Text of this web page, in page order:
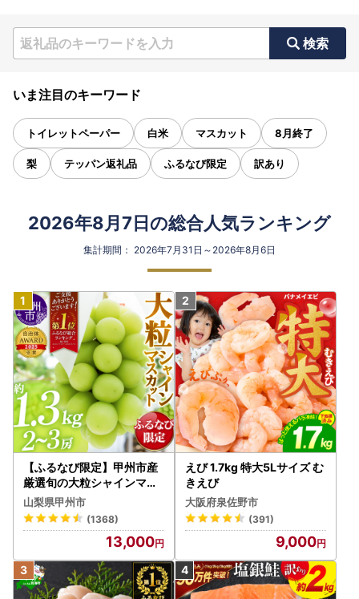
検索
いま注目のキーワード
トイレットペーパー 白米 マスカット 8月終了
梨 テッパン返礼品 ふるなび限定 訳あり
2026年8月7日の総合人気ランキング
集計期間： 2026年7月31日～2026年8月6日
【ふるなび限定】甲州市産
厳選旬の大粒シャインマス
カット 約1.3kg 2～3房【2
026年発送】（MG）B12-
472 FN-Limited-VO シャ
インマスカット フルーツ
山梨県甲州市
(1368)
13,000
えび 1.7kg 特大5Lサイズ む
きえび
大阪府泉佐野市
(391)
9,000